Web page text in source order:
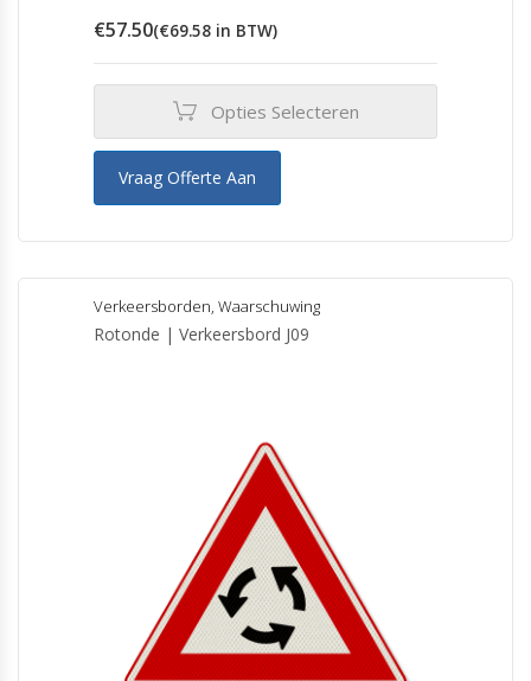
€57.50(€69.58 in BTW)
Opties Selecteren
Vraag Offerte Aan
Verkeersborden, Waarschuwing
Rotonde | Verkeersbord J09